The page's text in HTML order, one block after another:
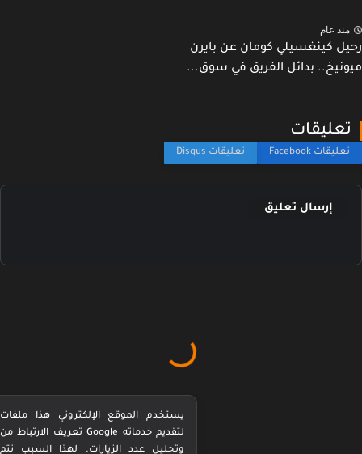
عام
كينغسيلي كومان عن بايرن
بدائل الفريق في سوق...
إرسال تعليق
يستخدم الموقع الإلكتروني هذا ملفات
تعريف الارتباط من Google لتقديم خدماته
وتحليل عدد الزيارات. لهذا السبب تتم